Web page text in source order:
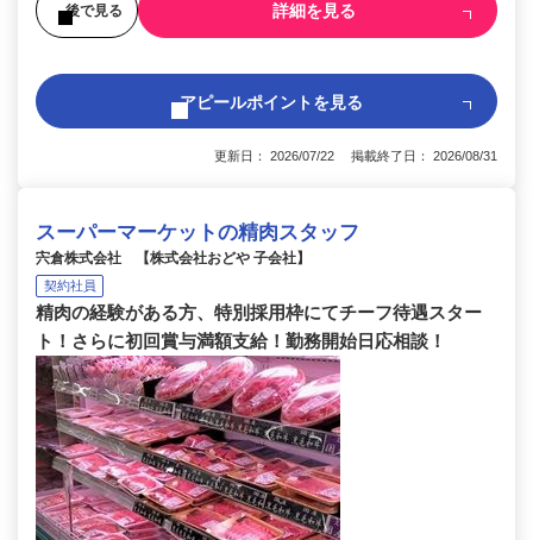
後で見る 詳細を見る
アピールポイントを見る
更新日： 2026/07/22 掲載終了日： 2026/08/31
スーパーマーケットの精肉スタッフ
宍倉株式会社 【株式会社おどや 子会社】
契約社員
精肉の経験がある方、特別採用枠にてチーフ待遇スター
ト！さらに初回賞与満額支給！勤務開始日応相談！